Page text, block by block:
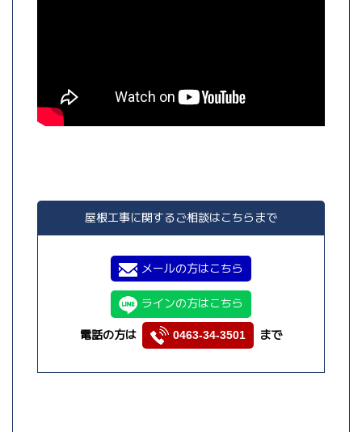
屋根工事に関するご相談はこちらまで
メールの方はこちら
ラインの方はこちら
電話の方は 0463-34-3501 まで